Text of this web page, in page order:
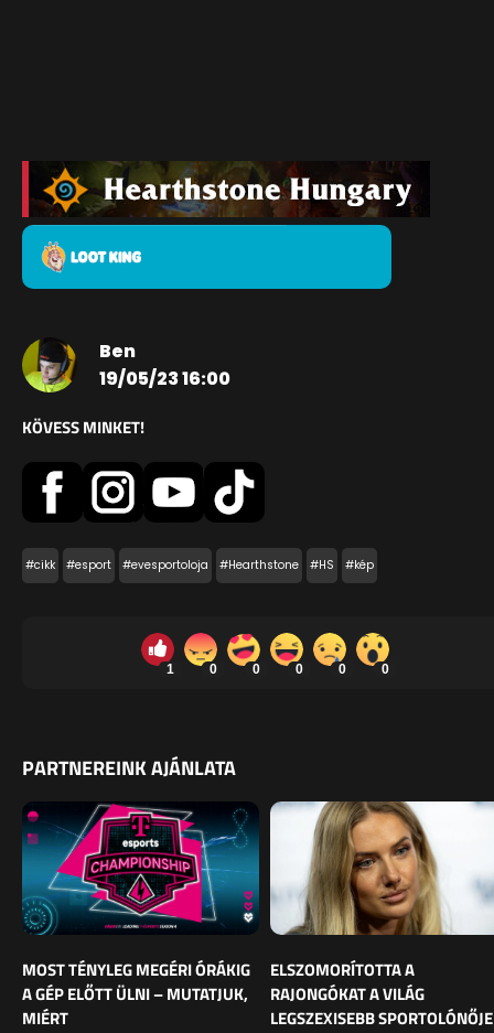
Ben
19/05/23 16:00
KÖVESS MINKET!
#cikk #esport #evesportoloja #Hearthstone #HS #kép
1 0 0 0 0 0
PARTNEREINK AJÁNLATA
MOST TÉNYLEG MEGÉRI ÓRÁKIG
A GÉP ELŐTT ÜLNI – MUTATJUK,
MIÉRT
ELSZOMORÍTOTTA A
RAJONGÓKAT A VILÁG
LEGSZEXISEBB SPORTOLÓNŐJE